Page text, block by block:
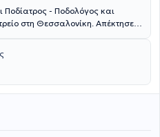
Ποδίατρος - Ποδολόγος και
στη Θεσσαλονίκη. Απέκτησε
και είναι μεταπτυχιακός
με την χειρουργική
Έχει συμμετάσχει σε
του Ελληνικού Συλλόγου